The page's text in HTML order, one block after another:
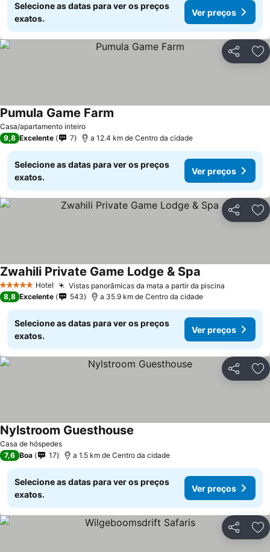
Selecione as datas para ver os preços
exatos.
Ver preços
Partilhar
Casa/apartamento inteiro
Pumula Game Farm
9,8 Excelente 7 a 12.4 km de Centro da cidade
Selecione as datas para ver os preços
exatos.
Ver preços
Partilhar
5 Estrelas Hotel Vistas panorâmicas da mata a partir da piscina
Zwahili Private Game Lodge & Spa
8,8 Excelente 543 a 35.9 km de Centro da cidade
Selecione as datas para ver os preços
exatos.
Ver preços
Partilhar
Casa de hóspedes
Nylstroom Guesthouse
7,6 Boa 17 a 1.5 km de Centro da cidade
Selecione as datas para ver os preços
exatos.
Ver preços
Partilhar